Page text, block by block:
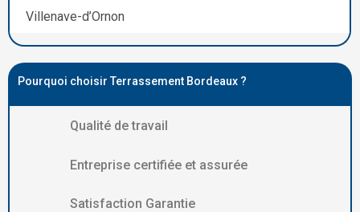
Villenave-d’Ornon
Pourquoi choisir Terrassement Bordeaux ?
Qualité de travail
Entreprise certifiée et assurée
Satisfaction Garantie